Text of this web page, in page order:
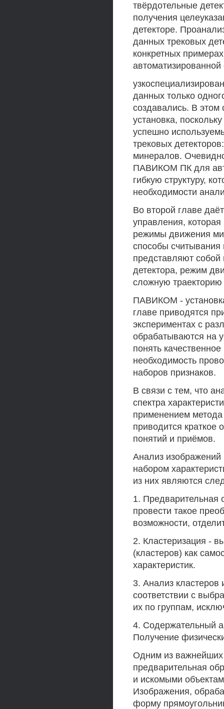
твёрдотельные
получения
детекторе.
данных трековых
конкретных
данных только
создавались. В
установка,
успешно
трековых
минералов.
ПАВИКОМ ПК для
гибкую структуру,
необходимости
Во второй главе
управления, которая
режимы движения
способы считывания
представляют собой
детектора, режим
сложную
ПАВИКОМ -
главе приводятся
экспериментах с
обрабатываются на
понять
необходимость
наборов признаков.
В связи с тем, что
спектра
применением
приводится краткое
понятий и приёмов.
Анализ
набором
из них являются
1. Предварительная
провести такое
возможности,
2. Кластеризация -
(кластеров) как
характеристик.
3. Анализ кластеров
соответствии с
их по группам,
4. Содержательный
Получение
Одним из важнейших
предварительная
и искомыми
Изображения,
форму